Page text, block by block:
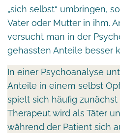
„sich selbst“ umbringen,
Vater oder Mutter in ihm.
versucht man in der
gehassten Anteile besser
In einer Psychoanalyse
Anteile in einem selbst
spielt sich häufig zunächst
Therapeut wird als Täter
während der Patient sich